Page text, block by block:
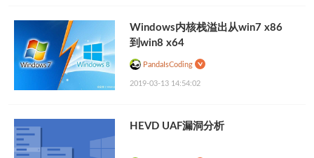
Windows内核栈溢出从win7 x86
到win8 x64
PandaIsCoding
2019-03-13 14:54:02
HEVD UAF漏洞分析